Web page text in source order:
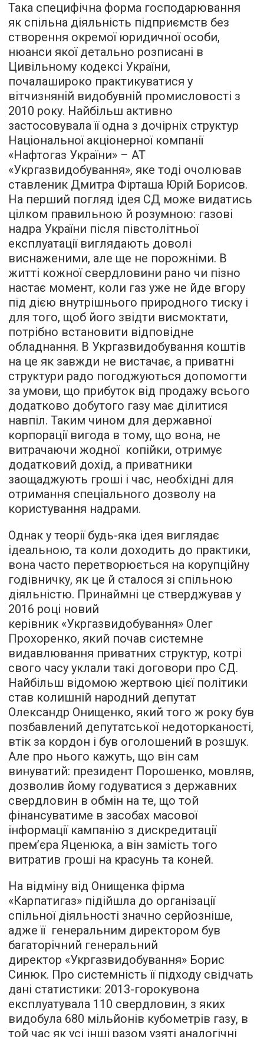
Така специфічна форма господарювання
як спільна діяльність підприємств без
створення окремої юридичної особи,
нюанси якої детально розписані в
Цивільному кодексі України,
почалашироко практикуватися у
вітчизняній видобувній промисловості з
2010 року. Найбільш активно
застосовувала її одна з дочірніх структур
Національної акціонерної компанії
«Нафтогаз України» – АТ
«Укргазвидобування», яке тоді очолював
ставленик Дмитра Фірташа Юрій Борисов.
На перший погляд ідея СД може видатись
цілком правильною й розумною: газові
надра України після півстолітньої
експлуатації виглядають доволі
виснаженими, але ще не порожніми. В
житті кожної свердловини рано чи пізно
настає момент, коли газ уже не йде вгору
під дією внутрішнього природного тиску і
для того, щоб його звідти висмоктати,
потрібно встановити відповідне
обладнання. В Укргазвидобування коштів
на це як завжди не вистачає, а приватні
структури радо погоджуються допомогти
за умови, що прибуток від продажу всього
додатково добутого газу має ділитися
навпіл. Таким чином для державної
корпорації вигода в тому, що вона, не
витрачаючи жодної копійки, отримує
додатковий дохід, а приватники
заощаджують гроші і час, необхідні для
отримання спеціального дозволу на
користування надрами.
Однак у теорії будь-яка ідея виглядає
ідеальною, та коли доходить до практики,
вона часто перетворюється на корупційну
годівничку, як це й сталося зі спільною
діяльністю. Принаймні це стверджував у
2016 році новий
керівник «Укргазвидобування» Олег
Прохоренко, який почав системне
видавлювання приватних структур, котрі
свого часу уклали такі договори про СД.
Найбільш відомою жертвою цієї політики
став колишній народний депутат
Олександр Онищенко, який того ж року був
позбавлений депутатської недоторканості,
втік за кордон і був оголошений в розшук.
Але про нього кажуть, що він сам
винуватий: президент Порошенко, мовляв,
дозволив йому годуватися з державних
свердловин в обмін на те, що той
фінансуватиме в засобах масової
інформації кампанію з дискредитації
прем’єра Яценюка, а він замість того
витратив гроші на красунь та коней.
На відміну від Онищенка фірма
«Карпатигаз» підійшла до організації
спільної діяльності значно серйозніше,
адже її генеральним директором був
багаторічний генеральний
директор «Укргазвидобування» Борис
Синюк. Про системність її підходу свідчать
дані статистики: 2013-горокувона
експлуатувала 110 свердловин, з яких
видобула 680 мільйонів кубометрів газу, в
той час як усі інші разом узяті аналогічні